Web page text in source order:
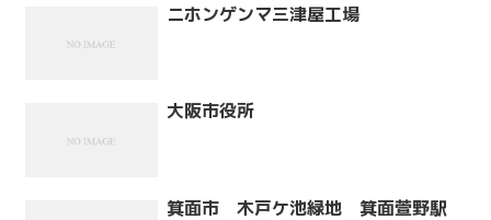
ニホンゲンマ三津屋工場
大阪市役所
箕面市 木戸ケ池緑地 箕面萱野駅